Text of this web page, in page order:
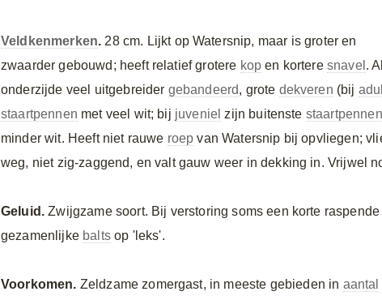
Veldkenmerken. 28 cm. Lijkt op Watersnip, maar is groter en
zwaarder gebouwd; heeft relatief grotere kop en kortere snavel .
onderzijde veel uitgebreider gebandeerd, grote dekveren (bij
staartpennen met veel wit; bij juveniel zijn buitenste staartpennen
minder wit. Heeft niet rauwe roep van Watersnip bij opvliegen;
weg, niet zig-zaggend, en valt gauw weer in dekking in. Vrijwel
Geluid. Zwijgzame soort. Bij verstoring soms een korte raspende
gezamenlijke baltsop 'leks'.
Voorkomen. Zeldzame zomergast, in meeste gebieden in aantal